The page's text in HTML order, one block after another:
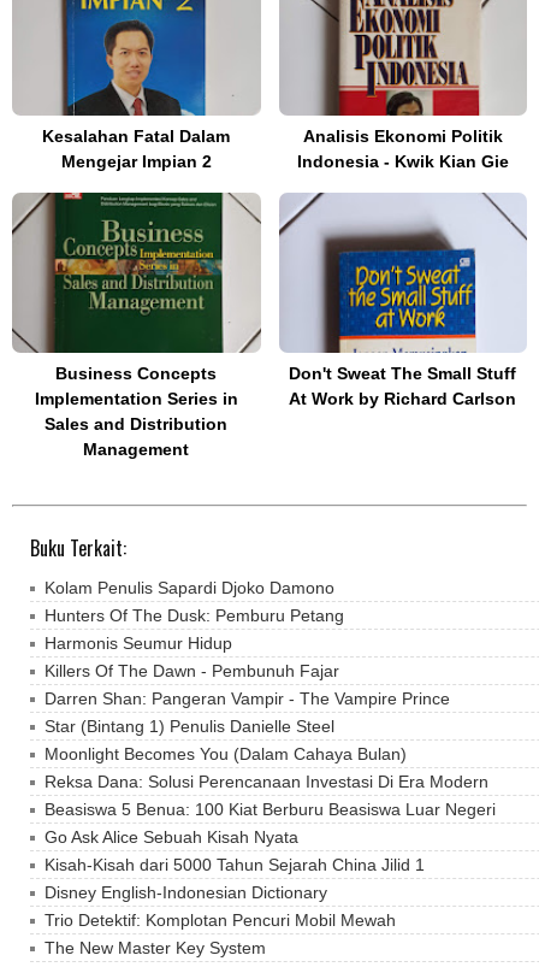
Kesalahan Fatal Dalam
Mengejar Impian 2
Analisis Ekonomi Politik
Indonesia - Kwik Kian Gie
Business Concepts
Implementation Series in
Sales and Distribution
Management
Don't Sweat The Small Stuff
At Work by Richard Carlson
Buku Terkait:
Kolam Penulis Sapardi Djoko Damono
Hunters Of The Dusk: Pemburu Petang
Harmonis Seumur Hidup
Killers Of The Dawn - Pembunuh Fajar
Darren Shan: Pangeran Vampir - The Vampire Prince
Star (Bintang 1) Penulis Danielle Steel
Moonlight Becomes You (Dalam Cahaya Bulan)
Reksa Dana: Solusi Perencanaan Investasi Di Era Modern
Beasiswa 5 Benua: 100 Kiat Berburu Beasiswa Luar Negeri
Go Ask Alice Sebuah Kisah Nyata
Kisah-Kisah dari 5000 Tahun Sejarah China Jilid 1
Disney English-Indonesian Dictionary
Trio Detektif: Komplotan Pencuri Mobil Mewah
The New Master Key System